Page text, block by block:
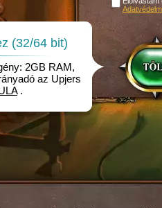
(32/64 bit)
2GB RAM,
az Upjers
.